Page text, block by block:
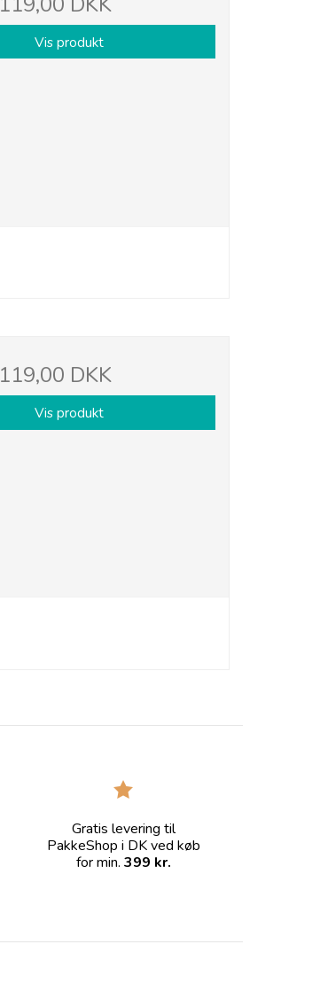
Vis produkt
119,00 DKK
Vis produkt
Gratis levering til
PakkeShop i DK ved køb
for min. 399 kr.